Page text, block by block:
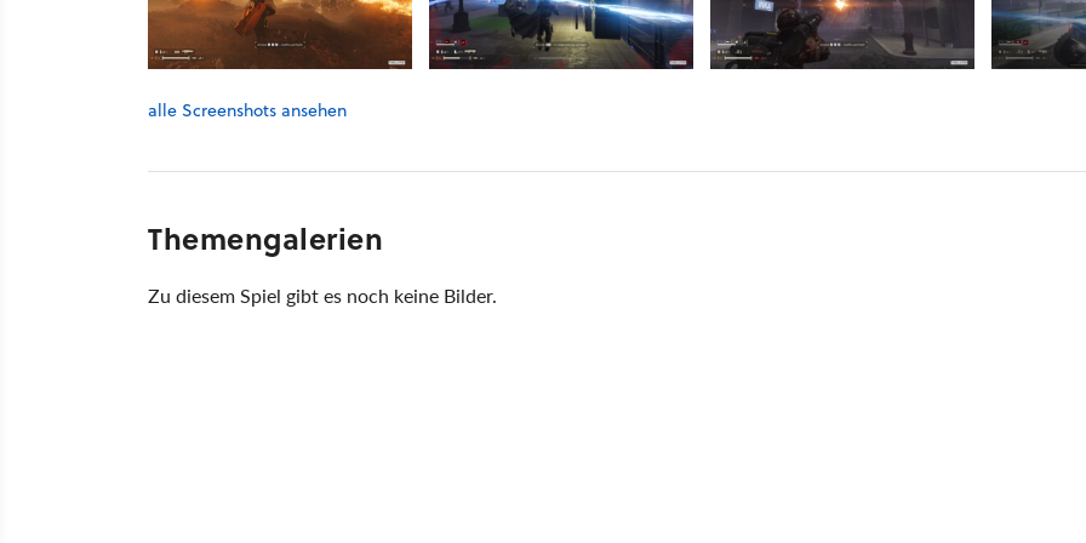
alle Screenshots ansehen
Themengalerien
Zu diesem Spiel gibt es noch keine Bilder.